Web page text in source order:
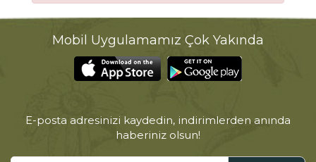
Mobil Uygulamamız Çok Yakında
E-posta adresinizi kaydedin, indirimlerden anında
haberiniz olsun!